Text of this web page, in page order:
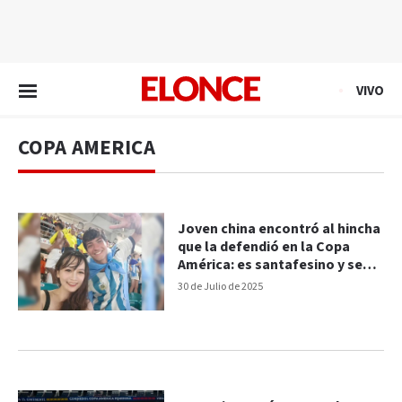
VIVO
COPA AMERICA
30 de Julio de 2025
Joven china encontró al hincha
que la defendió en la Copa
América: es santafesino y se
juntarán